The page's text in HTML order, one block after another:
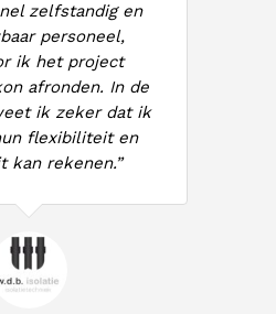
zelfstandig en
personeel,
ik het project
afronden. In de
ik zeker dat ik
flexibiliteit en
kan rekenen.”